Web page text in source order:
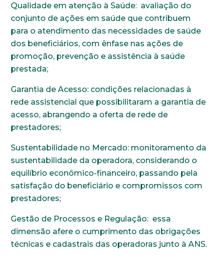
Qualidade em atenção à Saúde: avaliação do
conjunto de ações em saúde que contribuem
para o atendimento das necessidades de saúde
dos beneficiários, com ênfase nas ações de
promoção, prevenção e assistência à saúde
prestada;
Garantia de Acesso: condições relacionadas à
rede assistencial que possibilitaram a garantia de
acesso, abrangendo a oferta de rede de
prestadores;
Sustentabilidade no Mercado: monitoramento da
sustentabilidade da operadora, considerando o
equilíbrio econômico-financeiro, passando pela
satisfação do beneficiário e compromissos com
prestadores;
Gestão de Processos e Regulação: essa
dimensão afere o cumprimento das obrigações
técnicas e cadastrais das operadoras junto à ANS.